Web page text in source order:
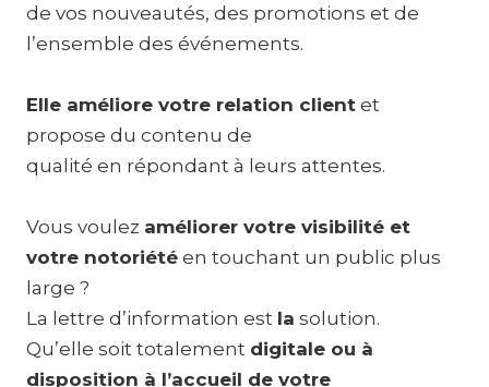
de vos nouveautés, des promotions et de
l’ensemble des événements.
Elle améliore votre relation client et
propose du contenu de
qualité en répondant à leurs attentes.
Vous voulez améliorer votre visibilité et
votre notoriété en touchant un public plus
large ?
La lettre d’information est la solution.
Qu’elle soit totalement digitale ou à
disposition à l’accueil de votre